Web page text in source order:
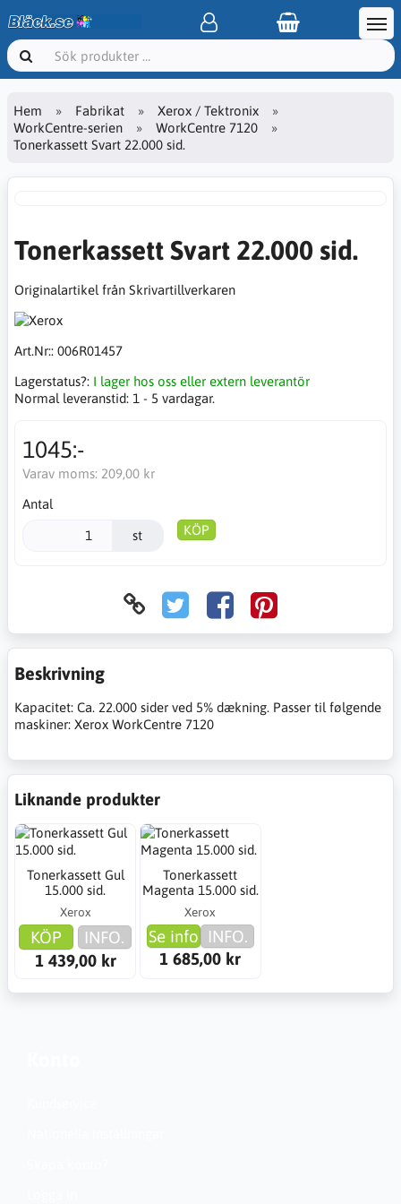
Hem Fabrikat
Xerox / Tektronix
WorkCentre-serien
WorkCentre 7120
Tonerkassett Svart 22.000 sid.
Tonerkassett Svart 22.000 sid.
Originalartikel från Skrivartillverkaren
Art.Nr:: 006R01457
Lagerstatus?: I lager hos oss eller extern leverantör
Normal leveranstid: 1 - 5 vardagar.
1045:-
Varav moms: 209,00 kr
Antal
st KÖP
Beskrivning
Kapacitet: Ca. 22.000 sider ved 5% dækning. Passer til følgende
maskiner: Xerox WorkCentre 7120
Liknande produkter
Tonerkassett Gul
15.000 sid.
Xerox
KÖP
INFO.
1 439,00 kr
Tonerkassett
Magenta 15.000 sid.
Xerox
Se info INFO.
1 685,00 kr